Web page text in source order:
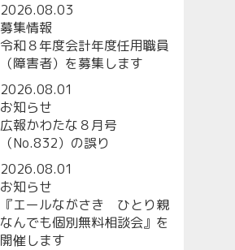
2026.08.03
募集情報
令和８年度会計年度任用職員
（障害者）を募集します
2026.08.01
お知らせ
広報かわたな８月号
（No.832）の誤り
2026.08.01
お知らせ
『エールながさき ひとり親
なんでも個別無料相談会』を
開催します